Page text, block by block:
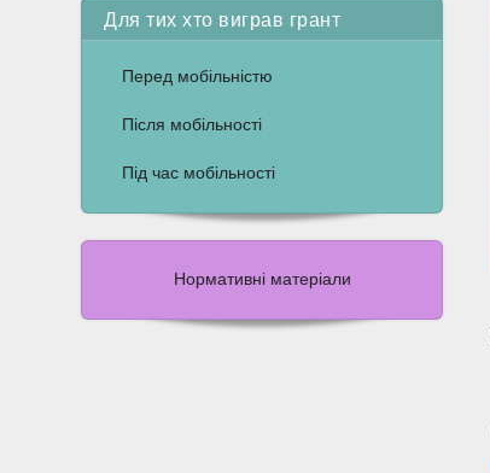
Для тих хто виграв грант
Перед мобільністю
Після мобільності
Під час мобільності
Нормативні матеріали